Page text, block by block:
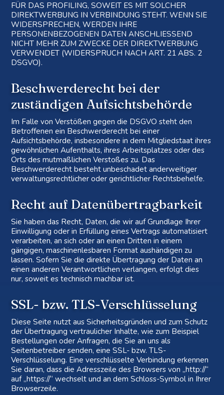
FÜR DAS PROFILING, SOWEIT ES MIT SOLCHER
DIREKTWERBUNG IN VERBINDUNG STEHT. WENN SIE
WIDERSPRECHEN, WERDEN IHRE
PERSONENBEZOGENEN DATEN ANSCHLIESSEND
NICHT MEHR ZUM ZWECKE DER DIREKTWERBUNG
VERWENDET (WIDERSPRUCH NACH ART. 21 ABS. 2
DSGVO).
Beschwerde­recht bei der
zuständigen Aufsichts­behörde
Im Falle von Verstößen gegen die DSGVO steht den
Betroffenen ein Beschwerderecht bei einer
Aufsichtsbehörde, insbesondere in dem Mitgliedstaat ihres
gewöhnlichen Aufenthalts, ihres Arbeitsplatzes oder des
Orts des mutmaßlichen Verstoßes zu. Das
Beschwerderecht besteht unbeschadet anderweitiger
verwaltungsrechtlicher oder gerichtlicher Rechtsbehelfe.
Recht auf Daten­übertrag­barkeit
Sie haben das Recht, Daten, die wir auf Grundlage Ihrer
Einwilligung oder in Erfüllung eines Vertrags automatisiert
verarbeiten, an sich oder an einen Dritten in einem
gängigen, maschinenlesbaren Format aushändigen zu
lassen. Sofern Sie die direkte Übertragung der Daten an
einen anderen Verantwortlichen verlangen, erfolgt dies
nur, soweit es technisch machbar ist.
SSL- bzw. TLS-Verschlüsselung
Diese Seite nutzt aus Sicherheitsgründen und zum Schutz
der Übertragung vertraulicher Inhalte, wie zum Beispiel
Bestellungen oder Anfragen, die Sie an uns als
Seitenbetreiber senden, eine SSL- bzw. TLS-
Verschlüsselung. Eine verschlüsselte Verbindung erkennen
Sie daran, dass die Adresszeile des Browsers von „http://“
auf „https://“ wechselt und an dem Schloss-Symbol in Ihrer
Browserzeile.